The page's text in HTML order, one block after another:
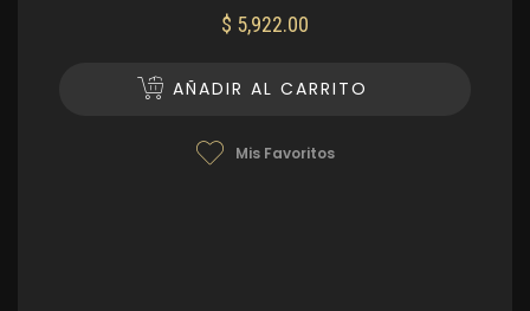
$ 5,922.00
AÑADIR AL CARRITO
Mis Favoritos